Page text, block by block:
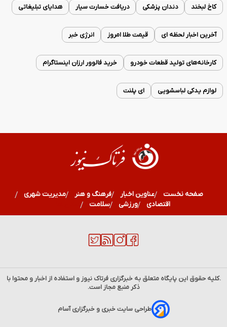
فال قهوه | فال قهوه روزانه شنبه 17 مرداد ماه 1405
کاخ لبخند دندان پزشکی دریافت خسارت سیار هدایای تبلیغاتی
آخرین اخبار لحظه ای قیمت طلا امروز انرژی خبر
کارخانه‌های تولید قطعات خودرو خرید فالوور ارزان اینستاگرام
لوازم یدکی لباسشویی ای پلنت
صفحه نخست عناوین اخبار فرهنگ و هنر
مدیریت شهری
اقتصادی
ورزشی سلامت استان ها
.کلیه حقوق این پایگاه متعلق به خبرگزاریفرتاک نیوز و استفاده از اخبار و محتوا با
ذکر منبع مجاز است.
طراحی سایت خبری و خبرگزاری آسام